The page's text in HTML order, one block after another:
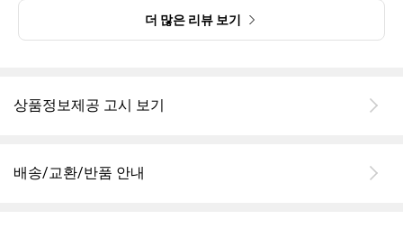
더 많은 리뷰 보기
상품정보제공 고시 보기
배송/교환/반품 안내